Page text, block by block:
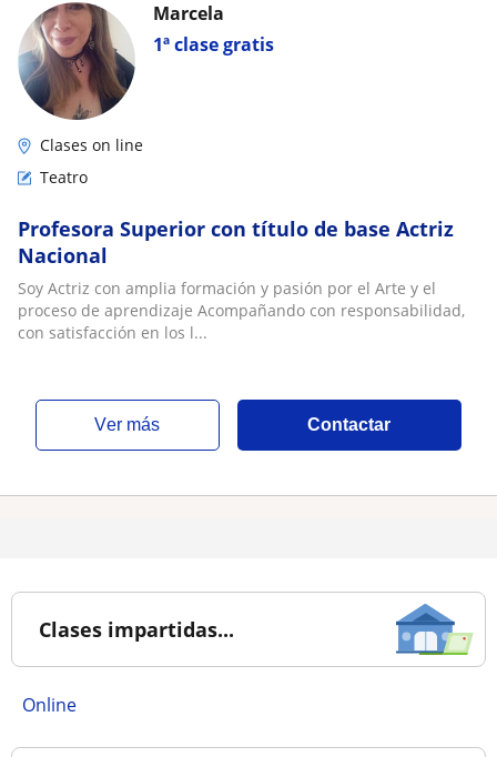
1ª clase gratis
Marcela
Clases on line
Teatro
Profesora Superior con título de base Actriz
Nacional
Soy Actriz con amplia formación y pasión por el Arte y el
proceso de aprendizaje Acompañando con responsabilidad,
con satisfacción en los l...
ver más Contactar
Clases impartidas...
online